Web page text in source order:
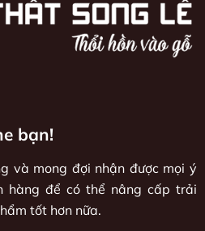
bạn!
và mong đợi nhận được mọi ý
hàng để có thể nâng cấp trải
tốt hơn nữa.